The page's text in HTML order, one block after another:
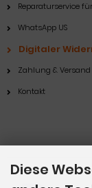
Reparaturservice
WhatsApp US
Digitaler
Zahlung & Versand
Kontakt
Diese